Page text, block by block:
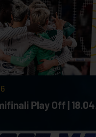
Play Off |